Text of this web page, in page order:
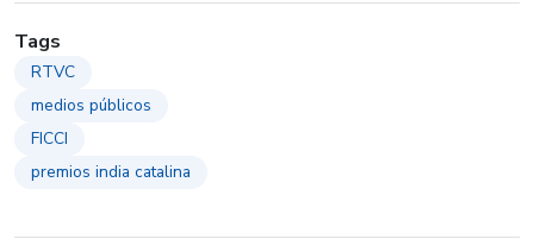
Tags
RTVC
medios públicos
FICCI
premios india catalina